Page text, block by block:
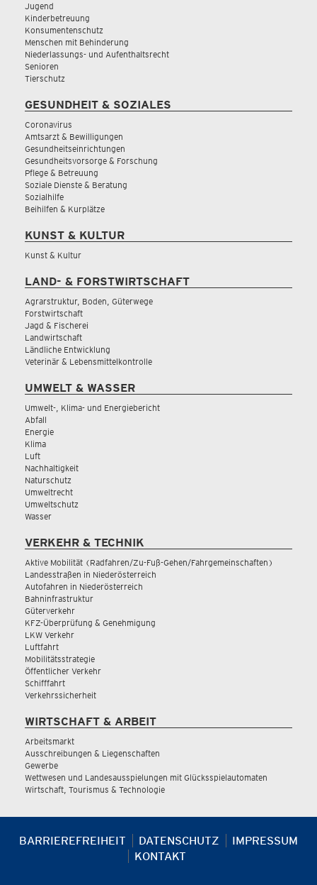
Jugend
Kinderbetreuung
Konsumentenschutz
Menschen mit Behinderung
Niederlassungs- und Aufenthaltsrecht
Senioren
Tierschutz
GESUNDHEIT & SOZIALES
Coronavirus
Amtsarzt & Bewilligungen
Gesundheitseinrichtungen
Gesundheitsvorsorge & Forschung
Pflege & Betreuung
Soziale Dienste & Beratung
Sozialhilfe
Beihilfen & Kurplätze
KUNST & KULTUR
Kunst & Kultur
LAND- & FORSTWIRTSCHAFT
Agrarstruktur, Boden, Güterwege
Forstwirtschaft
Jagd & Fischerei
Landwirtschaft
Ländliche Entwicklung
Veterinär & Lebensmittelkontrolle
UMWELT & WASSER
Umwelt-, Klima- und Energiebericht
Abfall
Energie
Klima
Luft
Nachhaltigkeit
Naturschutz
Umweltrecht
Umweltschutz
Wasser
VERKEHR & TECHNIK
Aktive Mobilität (Radfahren/Zu-Fuß-Gehen/Fahrgemeinschaften)
Landesstraßen in Niederösterreich
Autofahren in Niederösterreich
Bahninfrastruktur
Güterverkehr
KFZ-Überprüfung & Genehmigung
LKW Verkehr
Luftfahrt
Mobilitätsstrategie
Öffentlicher Verkehr
Schifffahrt
Verkehrssicherheit
WIRTSCHAFT & ARBEIT
Arbeitsmarkt
Ausschreibungen & Liegenschaften
Gewerbe
Wettwesen und Landesausspielungen mit Glücksspielautomaten
Wirtschaft, Tourismus & Technologie
BARRIEREFREIHEIT DATENSCHUTZ
IMPRESSUM
KONTAKT